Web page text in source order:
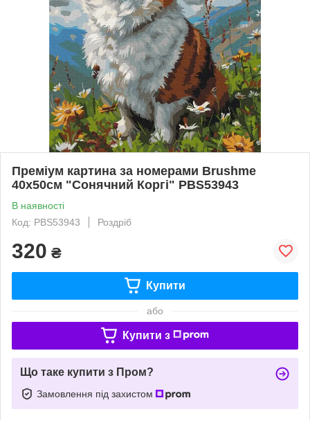
Преміум картина за номерами Brushme
40x50см "Сонячний Коргі" PBS53943
В наявності
Код: PBS53943
Роздріб
320 ₴
Купити
або
Купити з
Що таке купити з Пром?
Замовлення під захистом